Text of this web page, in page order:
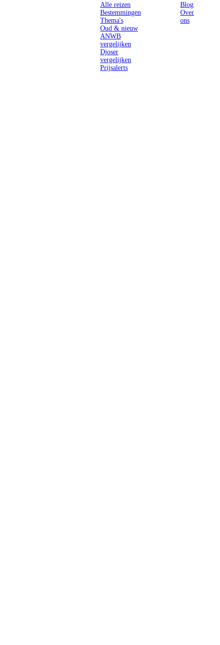
Alle reizen
Bestemmingen
Thema's
Oud & nieuw
ANWB
vergelijken
Djoser
vergelijken
Prijsalerts
Blog
Over
ons